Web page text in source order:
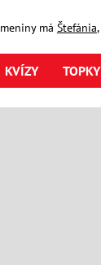
meniny má Štefánia
KVÍZY